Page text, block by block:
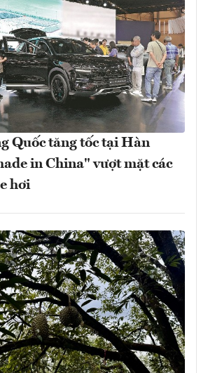
Quốc tăng tốc tại Hàn
in China" vượt mặt các
hơi